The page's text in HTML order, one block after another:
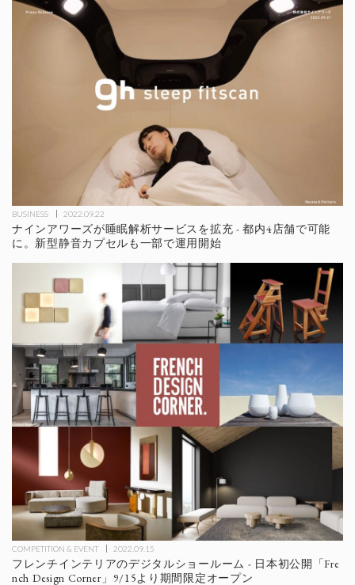
BUSINESS 2022.09.22
ナインアワーズが睡眠解析サービスを拡充 - 都内4店舗で可能
に。新型静音カプセルも一部で運用開始
COMPETITION & EVENT 2022.09.15
フレンチインテリアのデジタルショールーム - 日本初公開「Fre
nch Design Corner」9/15より期間限定オープン